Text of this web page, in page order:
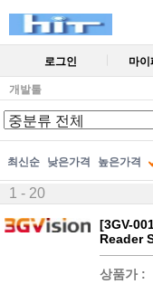
로그인 마이
개발툴
최신순 낮은가격 높은가격
1 - 20
[3GV-
Reader
상품가 :